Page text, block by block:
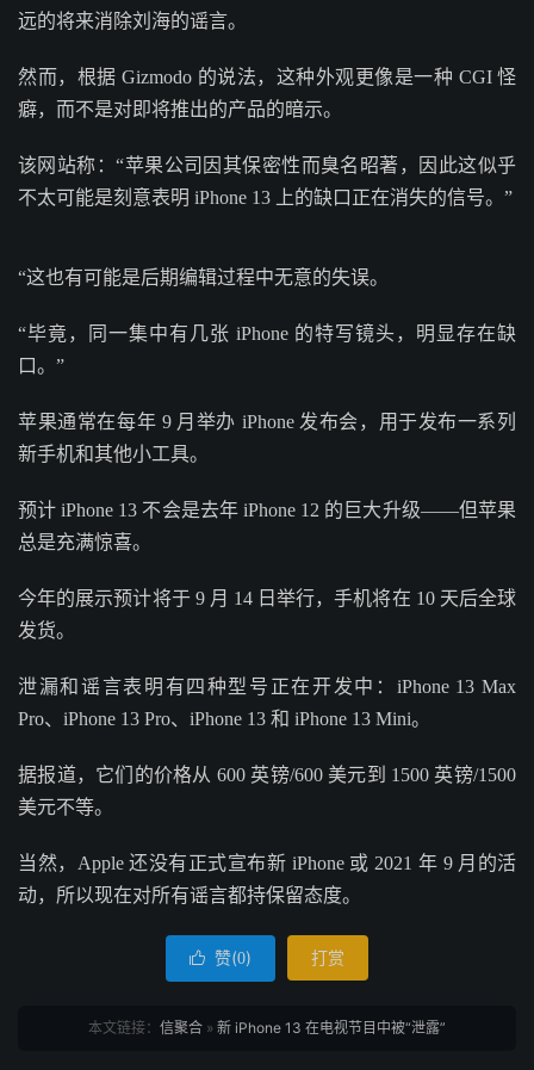
远的将来消除刘海的谣言。
然而，根据 Gizmodo 的说法，这种外观更像是一种 CGI 怪
癖，而不是对即将推出的产品的暗示。
该网站称：“苹果公司因其保密性而臭名昭著，因此这似乎
不太可能是刻意表明 iPhone 13 上的缺口正在消失的信号。”
“这也有可能是后期编辑过程中无意的失误。
“毕竟，同一集中有几张 iPhone 的特写镜头，明显存在缺
口。”
苹果通常在每年 9 月举办 iPhone 发布会，用于发布一系列
新手机和其他小工具。
预计 iPhone 13 不会是去年 iPhone 12 的巨大升级——但苹果
总是充满惊喜。
今年的展示预计将于 9 月 14 日举行，手机将在 10 天后全球
发货。
泄漏和谣言表明有四种型号正在开发中：iPhone 13 Max
Pro、iPhone 13 Pro、iPhone 13 和 iPhone 13 Mini。
据报道，它们的价格从 600 英镑/600 美元到 1500 英镑/1500
美元不等。
当然，Apple 还没有正式宣布新 iPhone 或 2021 年 9 月的活
动，所以现在对所有谣言都持保留态度。
 赞(0) 打赏
本文链接： 信聚合 » 新 iPhone 13 在电视节目中被“泄露”